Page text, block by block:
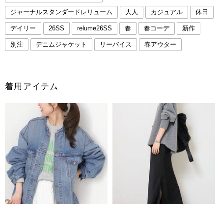
ジャーナルスタンダードレリューム 大人 カジュアル 休日
デイリー 26SS relume26SS 春 春コーデ 新作
別注 デニムジャケット リーバイス 春アウター
着用アイテム